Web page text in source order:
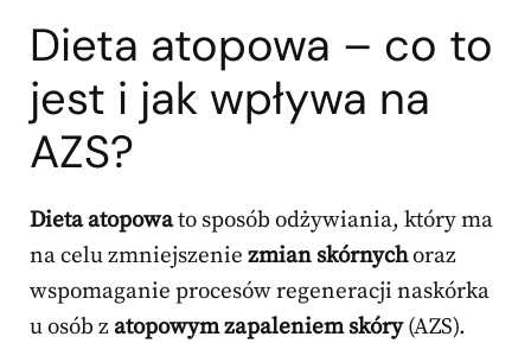
Dieta atopowa – co to
jest i jak wpływa na
AZS?
Dieta atopowato sposób odżywiania, który ma
na celu zmniejszenie zmian skórnychoraz
wspomaganie procesów regeneracji naskórka
u osób zatopowym zapaleniem skóry(AZS).